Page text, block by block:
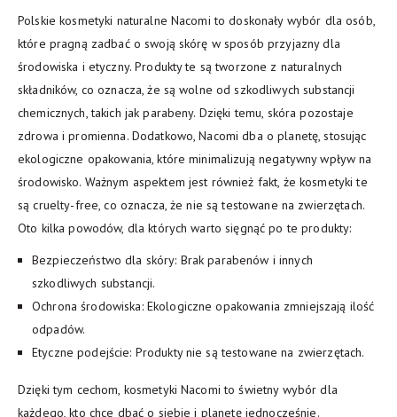
Polskie kosmetyki naturalne Nacomi to doskonały wybór dla osób,
które pragną zadbać o swoją skórę w sposób przyjazny dla
środowiska i etyczny. Produkty te są tworzone z naturalnych
składników, co oznacza, że są wolne od szkodliwych substancji
chemicznych, takich jak parabeny. Dzięki temu, skóra pozostaje
zdrowa i promienna. Dodatkowo, Nacomi dba o planetę, stosując
ekologiczne opakowania, które minimalizują negatywny wpływ na
środowisko. Ważnym aspektem jest również fakt, że kosmetyki te
są cruelty-free, co oznacza, że nie są testowane na zwierzętach.
Oto kilka powodów, dla których warto sięgnąć po te produkty:
Bezpieczeństwo dla skóry: Brak parabenów i innych
szkodliwych substancji.
Ochrona środowiska: Ekologiczne opakowania zmniejszają ilość
odpadów.
Etyczne podejście: Produkty nie są testowane na zwierzętach.
Dzięki tym cechom, kosmetyki Nacomi to świetny wybór dla
każdego, kto chce dbać o siebie i planetę jednocześnie.